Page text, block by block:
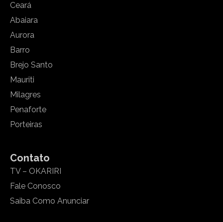
Ceará
Abaiara
Aurora
Barro
Brejo Santo
Mauriti
Milagres
Penaforte
Porteiras
Contato
TV – OKARIRI
Fale Conosco
Saiba Como Anunciar